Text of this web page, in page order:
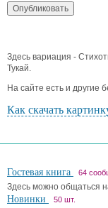
Здесь вариация -
Тукай.
На сайте есть и другие
Как скачать
Гостевая книга 64
Здесь можно общаться
Новинки 50 шт.